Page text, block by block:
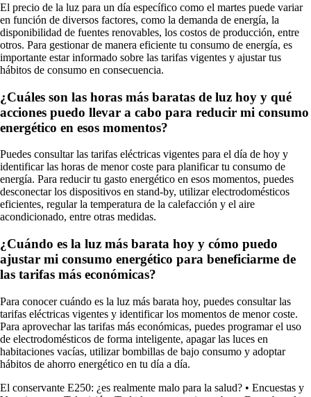
El precio de la luz para un día específico como el martes puede variar
en función de diversos factores, como la demanda de energía, la
disponibilidad de fuentes renovables, los costos de producción, entre
otros. Para gestionar de manera eficiente tu consumo de energía, es
importante estar informado sobre las tarifas vigentes y ajustar tus
hábitos de consumo en consecuencia.
¿Cuáles son las horas más baratas de luz hoy y qué
acciones puedo llevar a cabo para reducir mi consumo
energético en esos momentos?
Puedes consultar las tarifas eléctricas vigentes para el día de hoy y
identificar las horas de menor coste para planificar tu consumo de
energía. Para reducir tu gasto energético en esos momentos, puedes
desconectar los dispositivos en stand-by, utilizar electrodomésticos
eficientes, regular la temperatura de la calefacción y el aire
acondicionado, entre otras medidas.
¿Cuándo es la luz más barata hoy y cómo puedo
ajustar mi consumo energético para beneficiarme de
las tarifas más económicas?
Para conocer cuándo es la luz más barata hoy, puedes consultar las
tarifas eléctricas vigentes y identificar los momentos de menor coste.
Para aprovechar las tarifas más económicas, puedes programar el uso
de electrodomésticos de forma inteligente, apagar las luces en
habitaciones vacías, utilizar bombillas de bajo consumo y adoptar
hábitos de ahorro energético en tu día a día.
El conservante E250: ¿es realmente malo para la salud? • Encuestas y